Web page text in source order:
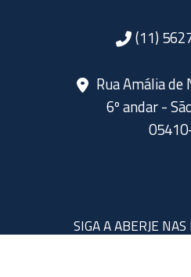
(11)
Rua Amália de
6º andar -
SIGA A ABERJE